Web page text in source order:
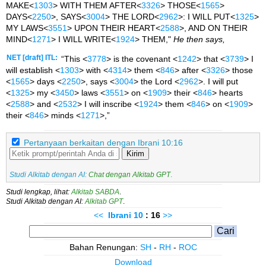
MAKE<1303> WITH THEM AFTER<3326> THOSE<1565>
DAYS<2250>, SAYS<3004> THE LORD<2962>: I WILL PUT<1325>
MY LAWS<3551> UPON THEIR HEART<2588>, AND ON THEIR
MIND<1271> I WILL WRITE<1924> THEM," He then says,
NET [draft] ITL: “This <3778> is the covenant <1242> that <3739> I
will establish <1303> with <4314> them <846> after <3326> those
<1565> days <2250>, says <3004> the Lord <2962>. I will put
<1325> my <3450> laws <3551> on <1909> their <846> hearts
<2588> and <2532> I will inscribe <1924> them <846> on <1909>
their <846> minds <1271>,”
Pertanyaan berkaitan dengan Ibrani 10:16
Kirim
Studi Alkitab dengan AI: Chat dengan Alkitab GPT.
Studi lengkap, lihat: Alkitab SABDA
Studi Alkitab dengan AI: Alkitab GPT.
<< Ibrani 10 : 16 >>
Bahan Renungan: SH - RH - ROC
Download